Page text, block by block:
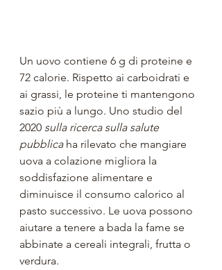
Un uovo contiene 6 g di proteine ​​e
72 calorie. Rispetto ai carboidrati e
ai grassi, le proteine ​​ti mantengono
sazio più a lungo. Uno studio del
2020 sulla ricerca sulla salute
pubblica ha rilevato che mangiare
uova a colazione migliora la
soddisfazione alimentare e
diminuisce il consumo calorico al
pasto successivo. Le uova possono
aiutare a tenere a bada la fame se
abbinate a cereali integrali, frutta o
verdura.